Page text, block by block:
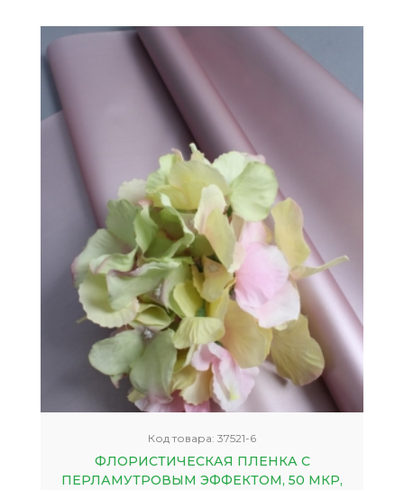
Код товара: 37521-6
ФЛОРИСТИЧЕСКАЯ ПЛЕНКА С
ПЕРЛАМУТРОВЫМ ЭФФЕКТОМ, 50 МКР,